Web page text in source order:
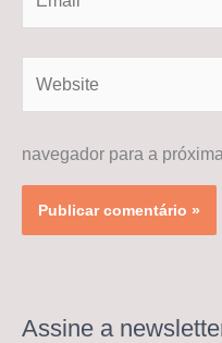
navegador para a
Assine a